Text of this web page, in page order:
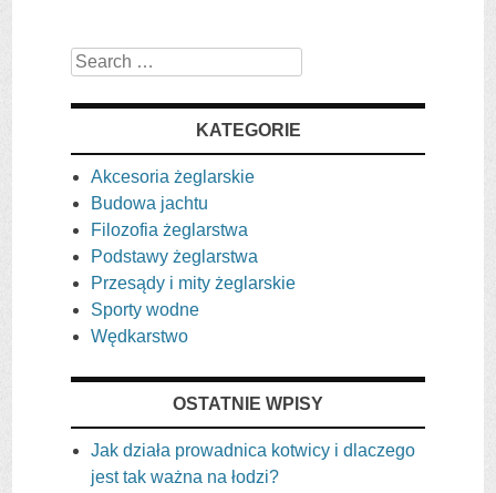
Search
KATEGORIE
Akcesoria żeglarskie
Budowa jachtu
Filozofia żeglarstwa
Podstawy żeglarstwa
Przesądy i mity żeglarskie
Sporty wodne
Wędkarstwo
OSTATNIE WPISY
Jak działa prowadnica kotwicy i dlaczego
jest tak ważna na łodzi?